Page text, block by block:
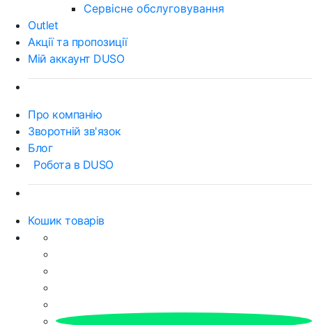
Сервісне обслуговування
Outlet
Акції та пропозиції
Мій аккаунт DUSO
Про компанію
Зворотній зв'язок
Блог
Робота в DUSO
Кошик товарів